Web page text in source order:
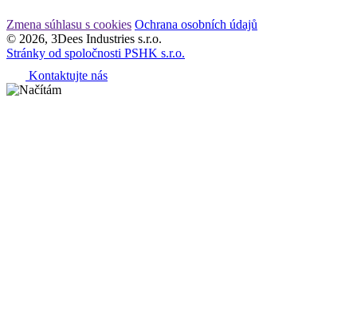
Zmena súhlasu s cookies Ochrana osobních údajů
© 2026, 3Dees Industries s.r.o.
Stránky od spoločnosti PSHK s.r.o.
Kontaktujte nás